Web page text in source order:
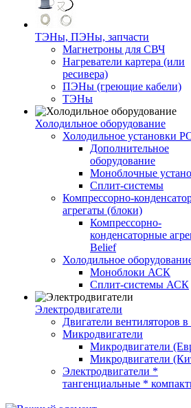
ТЭНы, ПЭНы, запчасти
Магнетроны для СВЧ
Нагреватели картера (или
ресивера)
ПЭНы (греющие кабели)
ТЭНы
Холодильное оборудование
Холодильное установки
Дополнительное
оборудование
Моноблочные
Сплит-системы
Компрессорно-
агрегаты (блоки)
Компрессорно-
конденсаторные
Belief
Холодильное
Моноблоки АСК
Сплит-системы АСК
Электродвигатели
Двигатели вентиляторов в
Микродвигатели
Микродвигатели
Микродвигатели
Электродвигатели *
тангенциальные *